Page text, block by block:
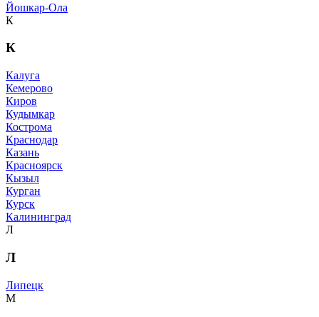
Йошкар-Ола
К
К
Калуга
Кемерово
Киров
Кудымкар
Кострома
Краснодар
Казань
Красноярск
Кызыл
Курган
Курск
Калининград
Л
Л
Липецк
М